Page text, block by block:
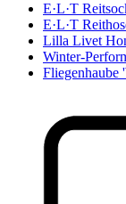
E·L·T
E·L·T
Lilla Livet
Winter-
Fliegenhaube